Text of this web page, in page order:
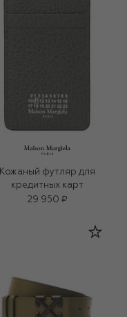
Кожаный футляр для
кредитных карт
29 950 ₽